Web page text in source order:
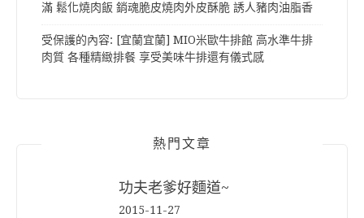
滿 鬆化燒肉飯 銷魂脆皮燒肉外皮酥脆 誘人豬肉油脂香
受保護的內容: [宜蘭宜蘭] MIO米歐牛排館 高水準牛排
肉質 各種精緻排餐 享受美味牛排還有儀式感
熱門文章
功夫老爹好麵道~
2015-11-27